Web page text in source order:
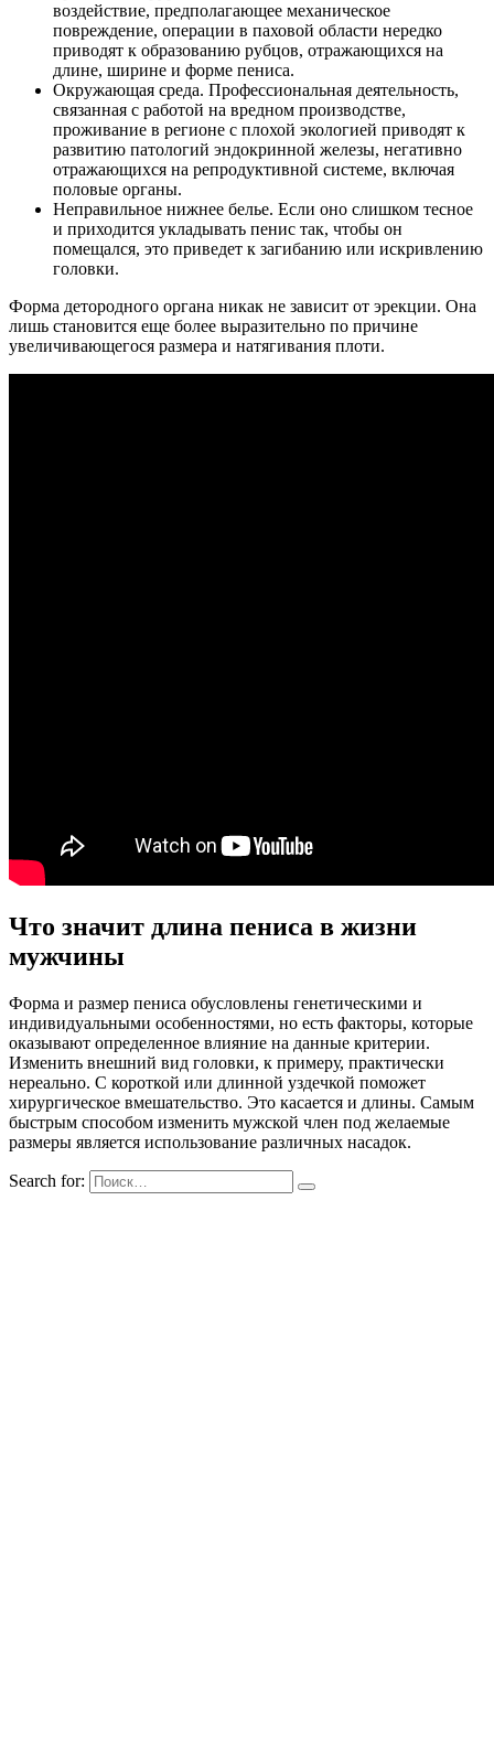
воздействие, предполагающее механическое
повреждение, операции в паховой области нередко
приводят к образованию рубцов, отражающихся на
длине, ширине и форме пениса.
Окружающая среда. Профессиональная деятельность,
связанная с работой на вредном производстве,
проживание в регионе с плохой экологией приводят к
развитию патологий эндокринной железы, негативно
отражающихся на репродуктивной системе, включая
половые органы.
Неправильное нижнее белье. Если оно слишком тесное
и приходится укладывать пенис так, чтобы он
помещался, это приведет к загибанию или искривлению
головки.
Форма детородного органа никак не зависит от эрекции. Она
лишь становится еще более выразительно по причине
увеличивающегося размера и натягивания плоти.
Что значит длина пениса в жизни
мужчины
Форма и размер пениса обусловлены генетическими и
индивидуальными особенностями, но есть факторы, которые
оказывают определенное влияние на данные критерии.
Изменить внешний вид головки, к примеру, практически
нереально. С короткой или длинной уздечкой поможет
хирургическое вмешательство. Это касается и длины. Самым
быстрым способом изменить мужской член под желаемые
размеры является использование различных насадок.
Search for: